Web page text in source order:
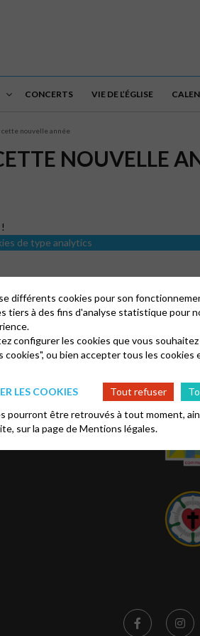
CONCERTS VIE DE L’ÉGLISE
nouvelle année
NOUVELLE
de type analytics
différents cookies pour son
tiers à des fins d'analyse statistique pour
configurer les cookies que vous
cookies", ou bien accepter tous les
LES COOKIES
Tout refuser
pourront être retrouvés à tout moment,
sur la page deMentions légales.